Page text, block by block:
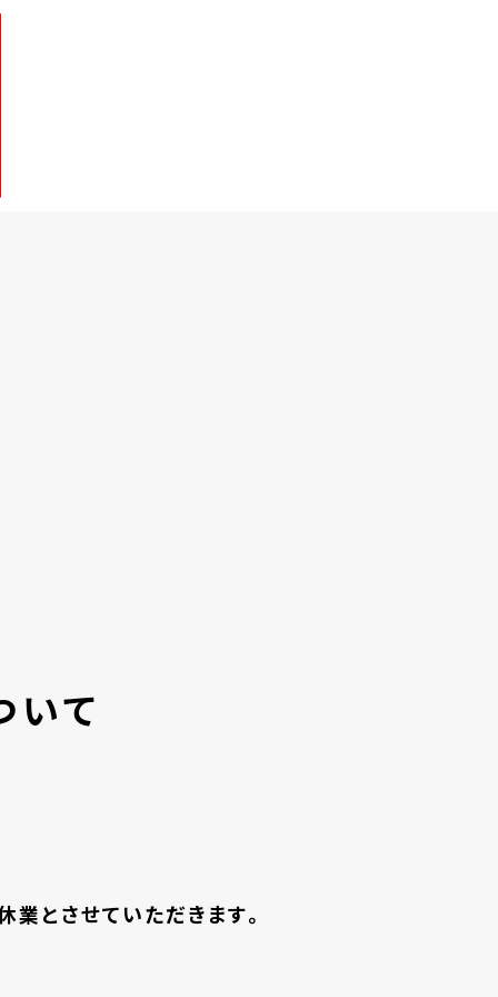
いて
とさせていただきます。